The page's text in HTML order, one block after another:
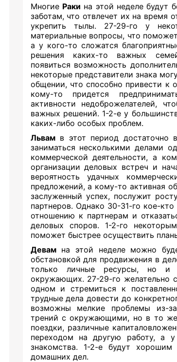
Многие Раки на этой неделе будут
заботам, что отвлечет их на время
укрепить тылы. 27-29-го у
материальные вопросы, что
а у кого-то сложатся
решения каких-то важных
появиться возможность
некоторые представители знака
общении, что способно привести к
кому-то придется
активности недоброжелателей,
важных решений. 1-2-е у
каких-либо особых проблем.
Львамв этот период достаточно
заниматься несколькими делами
коммерческой деятельности, а
организации деловых встреч и
вероятность удачных
предложений, а кому-то активная
заслуженный успех, послужит
партнеров. Однако 30-31-го кое-
отношению к партнерам и
деловых споров. 1-2-го
поможет быстрее осуществить
Девамна этой неделе можно
обстановкой для продвижения в
только личные ресурсы, но и
окружающих. 27-29-го желательно
одном и стремиться к
трудные дела довести до
возможны мелкие проблемы из-
трений с окружающими, но в то же
поездки, различные
переходом на другую работу, а
знакомства. 1-2-е будут
домашних дел.